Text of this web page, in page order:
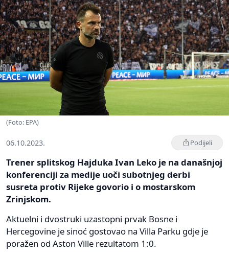
(Foto: EPA)
06.10.2023. Podijeli
Trener splitskog Hajduka Ivan Leko je na današnjoj
konferenciji za medije uoči subotnjeg derbi
susreta protiv Rijeke govorio i o mostarskom
Zrinjskom.
Aktuelni i dvostruki uzastopni prvak Bosne i
Hercegovine je sinoć gostovao na Villa Parku gdje je
poražen od Aston Ville rezultatom 1:0.